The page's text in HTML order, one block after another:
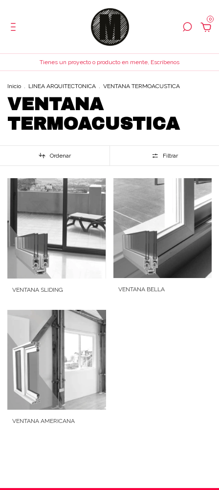
0
Tienes un proyecto o producto en mente, Escribenos
Inicio . LINEA ARQUITECTONICA . VENTANA TERMOACUSTICA
VENTANA
TERMOACUSTICA
Ordenar Filtrar
VENTANA SLIDING VENTANA BELLA
VENTANA AMERICANA